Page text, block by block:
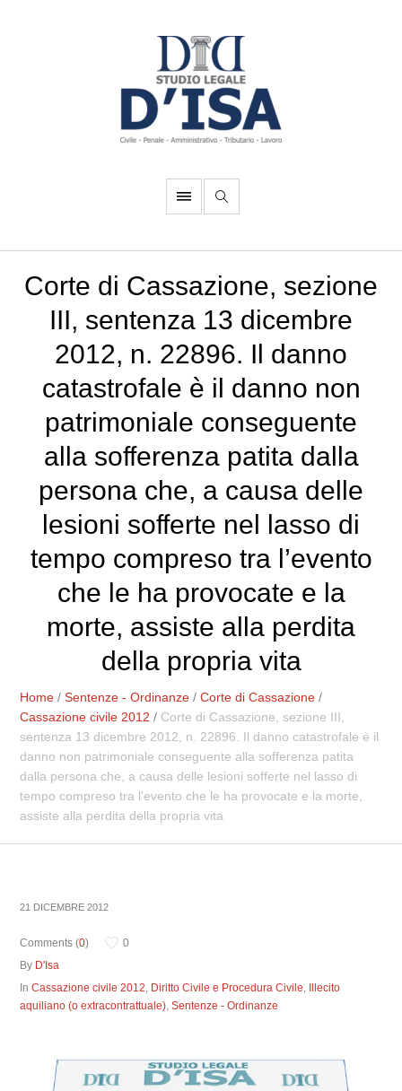
Corte di Cassazione, sezione
III, sentenza 13 dicembre
2012, n. 22896. Il danno
catastrofale è il danno non
patrimoniale conseguente
alla sofferenza patita dalla
persona che, a causa delle
lesioni sofferte nel lasso di
tempo compreso tra l’evento
che le ha provocate e la
morte, assiste alla perdita
della propria vita
Home /Sentenze - Ordinanze /Corte di Cassazione /
Cassazione civile 2012 / Corte di Cassazione, sezione III,
sentenza 13 dicembre 2012, n. 22896. Il danno catastrofale è il
danno non patrimoniale conseguente alla sofferenza patita
dalla persona che, a causa delle lesioni sofferte nel lasso di
tempo compreso tra l’evento che le ha provocate e la morte,
assiste alla perdita della propria vita
21 DICEMBRE 2012
Comments (0)
0
By D'Isa
InCassazione civile 2012, Diritto Civile e Procedura Civile,
Illecito
aquiliano (o extracontrattuale),Sentenze - Ordinanze